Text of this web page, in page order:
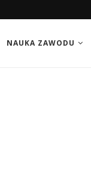
NAUKA ZAWODU